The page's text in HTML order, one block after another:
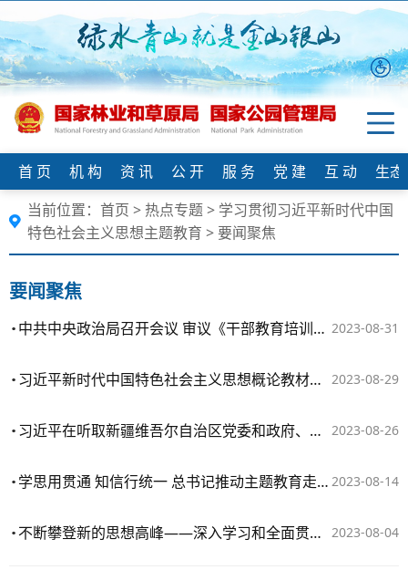
首 页 机 构 资 讯 公 开 服 务 党 建 互 动
生
当前位置： 首页 > 热点专题> 学习贯彻习近平新时代中国
特色社会主义思想主题教育 > 要闻聚焦
要闻聚焦
2023-08-31
中共中央政治局召开会议 审议《干部教育培训工作条例》《全国干部教育培训规划（2023－2027年）》 中共中央总书记习近平主持会议
2023-08-29
习近平新时代中国特色社会主义思想概论教材出版发行
2023-08-26
习近平在听取新疆维吾尔自治区党委和政府、新疆生产建设兵团工作汇报时强调：牢牢把握新疆在国家全局中的战略定位 在中国式现代化进程中更好建设美丽新疆
2023-08-14
学思用贯通 知信行统一 总书记推动主题教育走深走实
2023-08-04
不断攀登新的思想高峰——深入学习和全面贯彻习近平新时代中国特色社会主义思想述评